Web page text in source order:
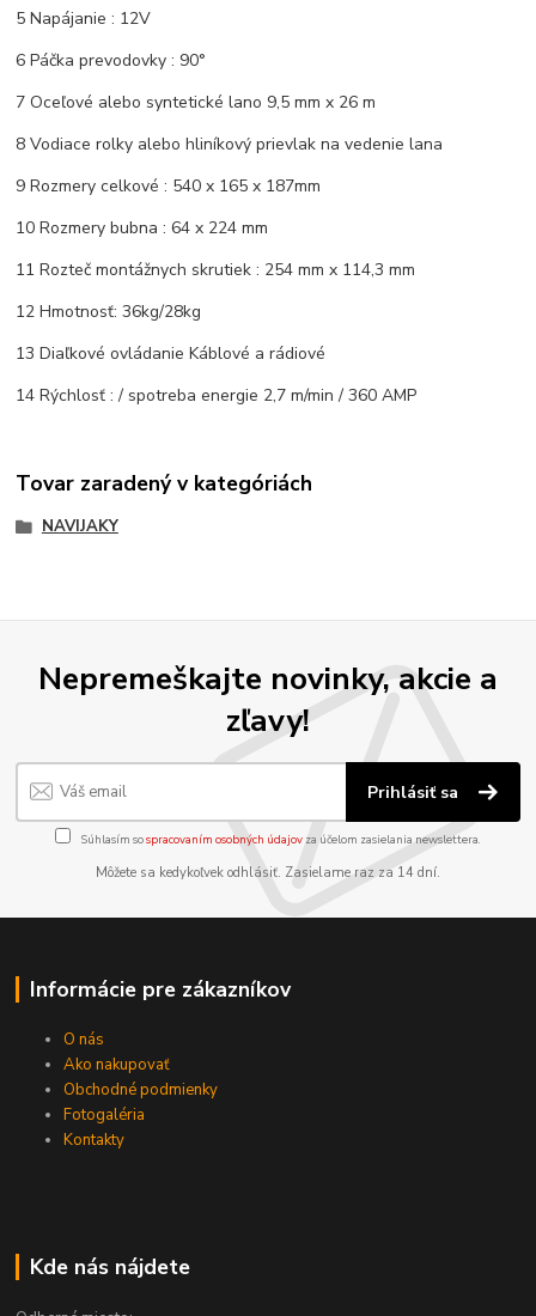
5 Napájanie : 12V
6 Páčka prevodovky : 90°
7 Oceľové alebo syntetické lano 9,5 mm x 26 m
8 Vodiace rolky alebo hliníkový prievlak na vedenie lana
9 Rozmery celkové : 540 x 165 x 187mm
10 Rozmery bubna : 64 x 224 mm
11 Rozteč montážnych skrutiek : 254 mm x 114,3 mm
12 Hmotnosť: 36kg/28kg
13 Diaľkové ovládanie Káblové a rádiové
14 Rýchlosť : / spotreba energie 2,7 m/min / 360 AMP
Tovar zaradený v kategóriách
NAVIJAKY
Nepremeškajte novinky, akcie a
zľavy!
Prihlásiť sa
Súhlasím sospracovaním osobných údajov za účelom zasielania newslettera.
Môžete sa kedykoľvek odhlásiť. Zasielame raz za 14 dní.
Informácie pre zákazníkov
O nás
Ako nakupovať
Obchodné podmienky
Fotogaléria
Kontakty
Kde nás nájdete